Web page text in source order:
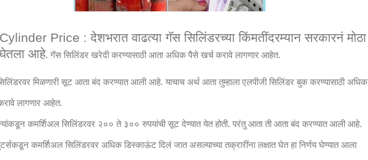
Price :देशभरात वाढत्या गॅस सिलिंडरच्या किंमतींदरम्यान सरकारनं मोठा
घेतला आहे. गॅस सिलिंडर खरेदी करण्यासाठी आता अधिक पैसे खर्च करावे लागणार आहेत.
मिळणारी सूट आता बंद करण्यात आली आहे. याचाच अर्थ आता तुम्हाला एलपीजी सिलिंडर बुक करण्यासाठी अधिक
लागणार आहेत.
कमर्शिअल सिलिंडरवर २०० ते ३०० रुपयांची सूट देण्यात येत होती. परंतु आता ती आता बंद करण्यात आली आहे.
कमर्शिअल सिलिंडरवर अधिक डिस्काऊंट दिलं जात असल्याच्या तक्रारींना लक्षात घेत हा निर्णय घेण्यात आला